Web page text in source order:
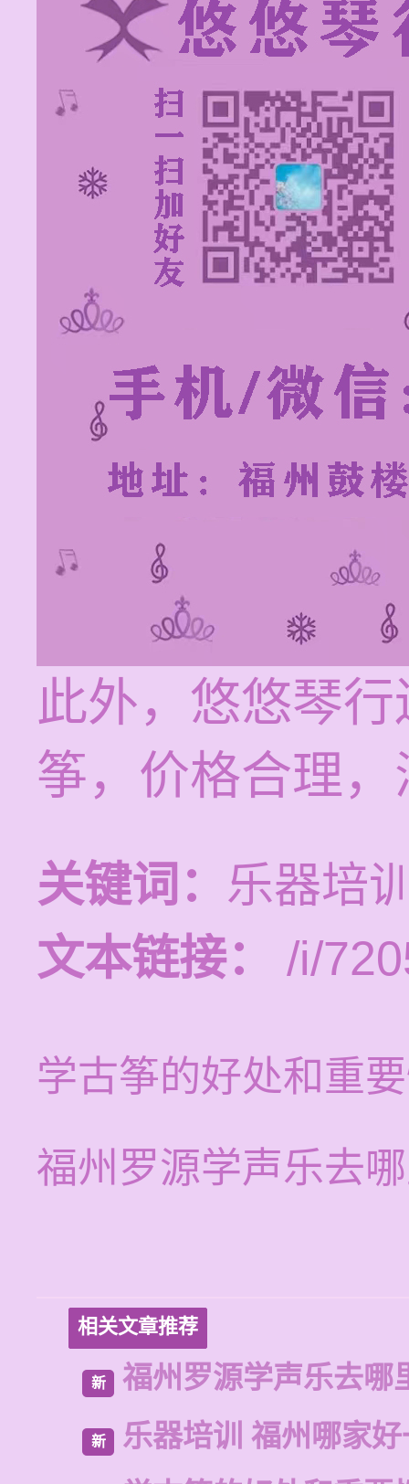
此外，悠悠琴
筝，价格合理
关键词： 乐器培
文本链接：
/i/
学古筝的好处和重
福州罗源学声乐去
相关文章推荐
新 福州罗源学声乐去哪
新
乐器培训 福州哪家